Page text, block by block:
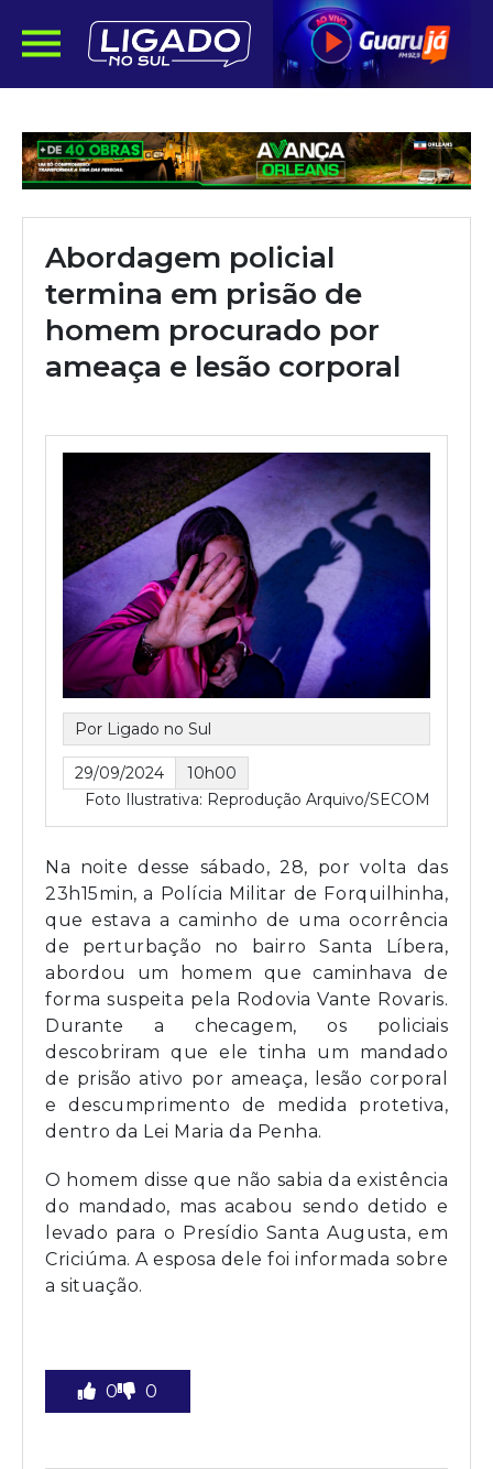
Abordagem policial
termina em prisão de
homem procurado por
ameaça e lesão corporal
Por Ligado no Sul
29/09/2024
10h00
Foto Ilustrativa: Reprodução Arquivo/SECOM
Na noite desse sábado, 28, por volta das
23h15min, a Polícia Militar de Forquilhinha,
que estava a caminho de uma ocorrência
de perturbação no bairro Santa Líbera,
abordou um homem que caminhava de
forma suspeita pela Rodovia Vante Rovaris.
Durante a checagem, os policiais
descobriram que ele tinha um mandado
de prisão ativo por ameaça, lesão corporal
e descumprimento de medida protetiva,
dentro da Lei Maria da Penha.
O homem disse que não sabia da existência
do mandado, mas acabou sendo detido e
levado para o Presídio Santa Augusta, em
Criciúma. A esposa dele foi informada sobre
a situação.
0 0